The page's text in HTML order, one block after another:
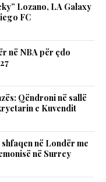
Lozano, LA Galaxy
FC
në NBA për çdo
Qëndroni në sallë
e Kuvendit
në Londër me
në Surrey